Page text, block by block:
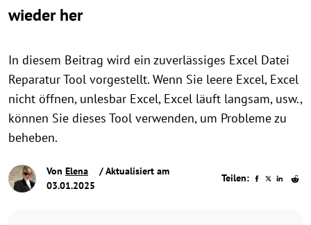
wieder her
In diesem Beitrag wird ein zuverlässiges Excel Datei
Reparatur Tool vorgestellt. Wenn Sie leere Excel, Excel
nicht öffnen, unlesbar Excel, Excel läuft langsam, usw.,
können Sie dieses Tool verwenden, um Probleme zu
beheben.
Von Elena
/ Aktualisiert am
03.01.2025
Teilen: